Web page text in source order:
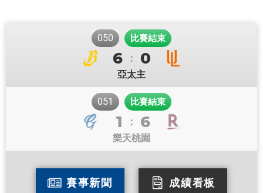
050 比賽結束
6 : 0
亞太主
051 比賽結束
1 : 6
樂天桃園
賽事新聞 成績看板